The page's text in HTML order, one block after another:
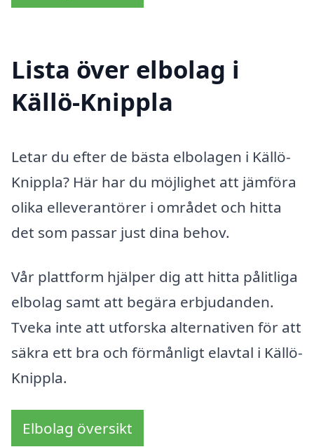
Lista över elbolag i
Källö-Knippla
Letar du efter de bästa elbolagen i Källö-
Knippla? Här har du möjlighet att jämföra
olika elleverantörer i området och hitta
det som passar just dina behov.
Vår plattform hjälper dig att hitta pålitliga
elbolag samt att begära erbjudanden.
Tveka inte att utforska alternativen för att
säkra ett bra och förmånligt elavtal i Källö-
Knippla.
Elbolag översikt